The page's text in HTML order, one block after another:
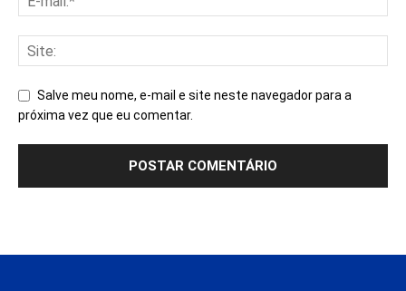
Salve meu nome, e-mail e site neste navegador para a
próxima vez que eu comentar.